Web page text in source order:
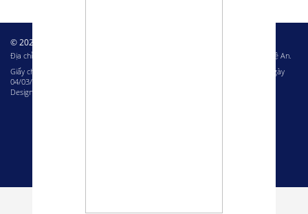
© 2023 – Bản quyền của Công ty cổ phần Tin học Miền Trung
Địa chỉ: 80A Nguyễn Thị Minh Khai, phường Hưng Bình, thành phố Vinh, tỉnh Nghệ An.
Giấy chứng nhận ĐKKD: 2901705256 do Sở Kế hoạch và Đầu tư Nghệ An cấp ngày
04/03/2014
Design & Development by